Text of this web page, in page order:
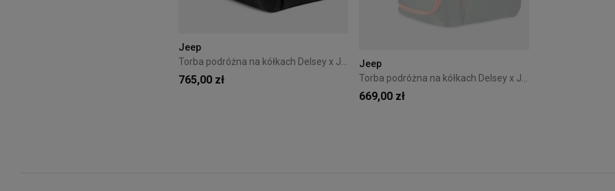
Jeep
Torba podróżna na kółkach Delsey x Jeep 122L Czarna
765,00 zł
Jeep
669,00 zł